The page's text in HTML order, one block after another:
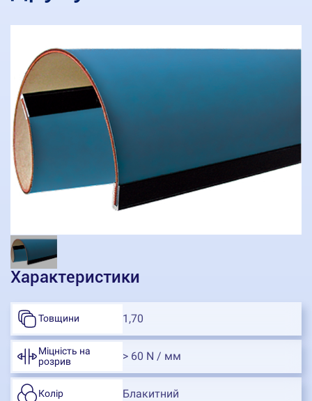
Характеристики
Товщини 1,70
Міцність на
розрив
> 60 N / мм
Колір Блакитний